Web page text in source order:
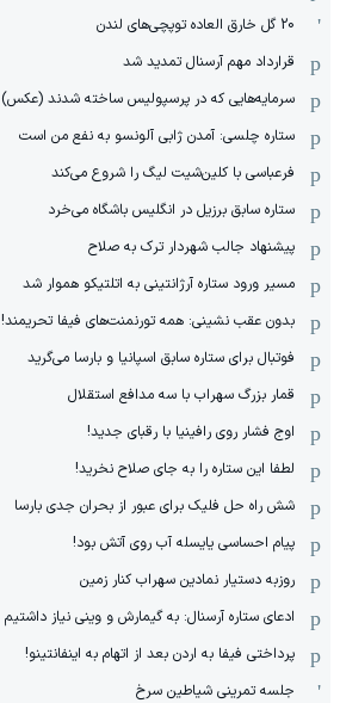
20 گل خارق العاده توپچی‌های لندن
قرارداد مهم آرسنال تمدید شد
سرمایه‌هایی که در پرسپولیس ساخته شدند (عکس)
ستاره چلسی: آمدن ژابی آلونسو به نفع من است
فرعباسی با کلین‌شیت لیگ را شروع می‌کند
ستاره سابق برزیل در انگلیس باشگاه می‌خرد
پیشنهاد جالب شهردار ترک به صلاح
مسیر ورود ستاره آرژانتینی به اتلتیکو هموار شد
بدون عقب نشینی: همه تورنمنت‌های فیفا تحریمند!
فوتبال برای ستاره سابق اسپانیا و بارسا می‌گرید
قمار بزرگ سهراب با سه مدافع استقلال
اوج فشار روی رافینیا با رقبای جدید!
لطفا این ستاره را به جای صلاح نخرید!
شش راه حل فلیک برای عبور از بحران جدی بارسا
پیام احساسی یایسله آب روی آتش بود!
روزبه دستیار نمادین سهراب کنار زمین
ادعای ستاره آرسنال: به گیمارش و وینی نیاز داشتیم
پرداختی فیفا به اردن بعد از اتهام به اینفانتینو!
جلسه تمرینی شیاطین سرخ